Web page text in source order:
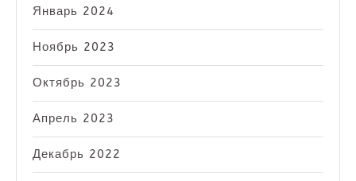
Январь 2024
Ноябрь 2023
Октябрь 2023
Апрель 2023
Декабрь 2022